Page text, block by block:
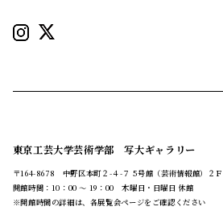
東京工芸大学芸術学部 写大ギャラリー
〒164-8678 中野区本町２-４-７ 5号館（芸術情報館）２Ｆ
開館時間：10：00 ～ 19：00 木曜日・日曜日 休館
※開館時間の詳細は、各展覧会ページをご確認ください